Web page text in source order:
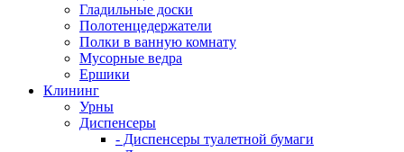
Гладильные доски
Полотенцедержатели
Полки в ванную комнату
Мусорные ведра
Ершики
Клининг
Урны
Диспенсеры
- Диспенсеры туалетной бумаги